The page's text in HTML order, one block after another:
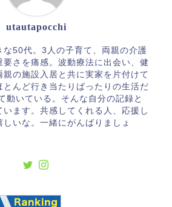
utautapocchi
な50代。3人の子育て、両親の介護
要さを痛感。波動療法に出会い、健
親の施設入居と共に実家を片付けて
とんど行き当たりばったりの生活だ
動いている。そんな自分の記録と
います。共感してくれる人、応援し
いな。一緒にがんばりましょ